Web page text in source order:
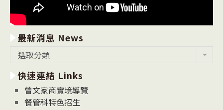
最新消息 News
消
息
News
選取分類
快速連結 Links
曾文家商實境導覽
餐管科特色招生